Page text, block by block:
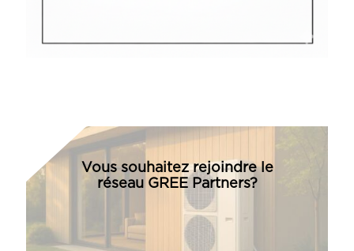
Vous souhaitez rejoindre le
réseau GREE Partners?